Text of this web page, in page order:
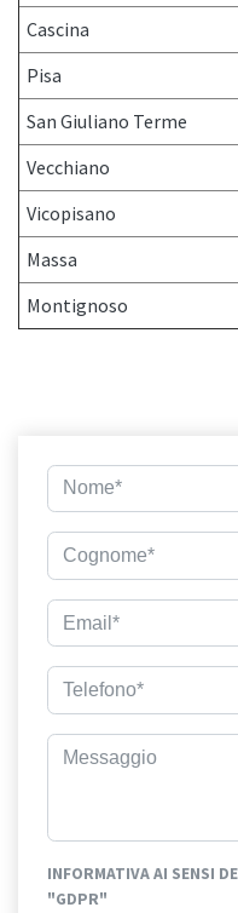
Cascina
Pisa
San Giuliano Terme
Vecchiano
Vicopisano
Massa
Montignoso
INFORMATIVA AI SENSI
"GDPR"